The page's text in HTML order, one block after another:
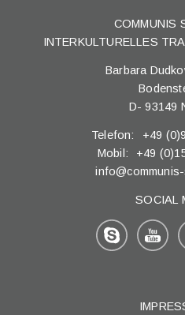
COMMUNIS
INTERKULTURELLES
Barbara
D-93149
Telefon:
+49
Mobil:
+49
SOCIAL